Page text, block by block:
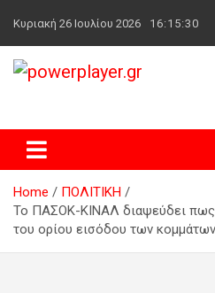
content
Κυριακή 26 Ιουλίου 2026 16:15:31
Home
ΠΟΛΙΤΙΚΗ
Το ΠΑΣΟΚ-ΚΙΝΑΛ διαψεύδει πως
του ορίου εισόδου των